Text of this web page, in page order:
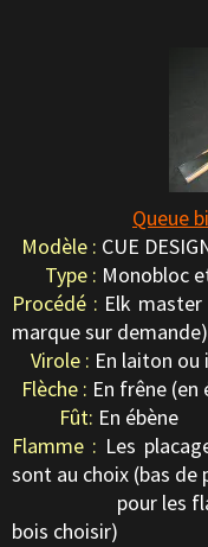
Queue
Modèle : CUE
Type : Monobloc
Procédé : Elk
marque sur demande)
Virole : En laiton
Flèche : En frêne
Fût: En ébène
Flamme : Les
sont au choix (bas de
pour les
bois choisir)